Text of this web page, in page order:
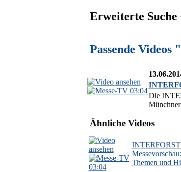
Erweiterte Suche
Passende Videos
03:04
Die
Ähnliche Videos
03:04
INTERFORST
Themen und